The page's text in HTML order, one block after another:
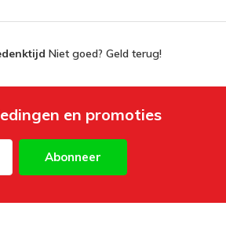
Niet goed? Geld terug!
en promoties
Abonneer